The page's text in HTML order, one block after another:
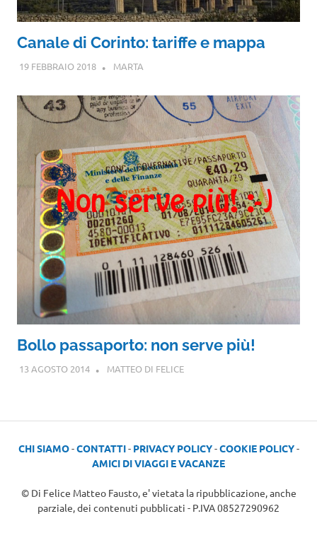
Canale di Corinto: tariffe e mappa
19 FEBBRAIO 2018 MARTA
Bollo passaporto: non serve più!
13 AGOSTO 2014 MATTEO DI FELICE
CHI SIAMO-CONTATTI- PRIVACY POLICY-COOKIE POLICY-
AMICI DI VIAGGI E VACANZE
© Di Felice Matteo Fausto, e' vietata la ripubblicazione, anche
parziale, dei contenuti pubblicati - P.IVA 08527290962